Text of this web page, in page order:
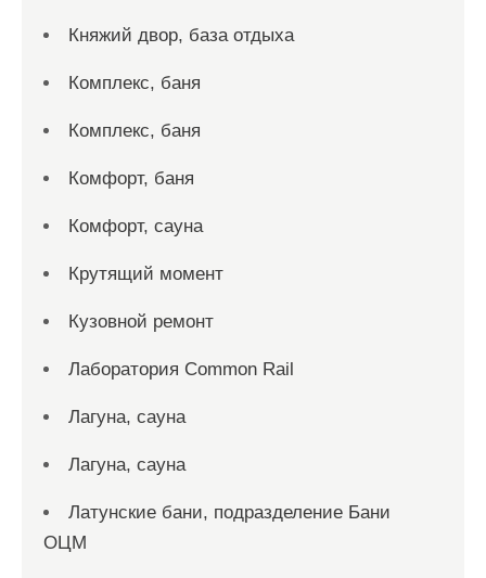
Княжий двор, база отдыха
Комплекс, баня
Комплекс, баня
Комфорт, баня
Комфорт, сауна
Крутящий момент
Кузовной ремонт
Лаборатория Common Rail
Лагуна, сауна
Лагуна, сауна
Латунские бани, подразделение Бани
ОЦМ